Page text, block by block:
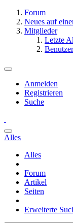
Forum
Neues auf
Mitglieder
Letzte
Anmelden
Registrieren
Suche
Alles
Alles
Forum
Artikel
Seiten
Erweiterte